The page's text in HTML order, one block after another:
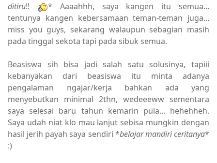
ditiru!!
* Aaaahhh, saya kangen itu semua...
tentunya kangen kebersamaan teman-teman juga...
miss you guys, sekarang walaupun sebagian masih
pada tinggal sekota tapi pada sibuk semua.
Beasiswa sih bisa jadi salah satu solusinya, tapiii
kebanyakan dari beasiswa itu minta adanya
pengalaman ngajar/kerja bahkan ada yang
menyebutkan minimal 2thn, wedeeeww sementara
saya selesai baru tahun kemarin pula... hehehheh.
Saya udah niat klo mau lanjut sebisa mungkin dengan
hasil jerih payah saya sendiri *belajar mandiri ceritanya*
:)